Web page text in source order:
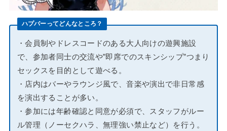
ハプバーってどんなところ？
・会員制やドレスコードのある大人向けの遊興施設
で、参加者同士の交流や”即席でのスキンシップ”つまり
セックスを目的として遊べる。
・店内はバーやラウンジ風で、音楽や演出で非日常感
を演出することが多い。
・参加には年齢確認と同意が必須で、スタッフがルー
ル管理（ノーセクハラ、無理強い禁止など）を行う。